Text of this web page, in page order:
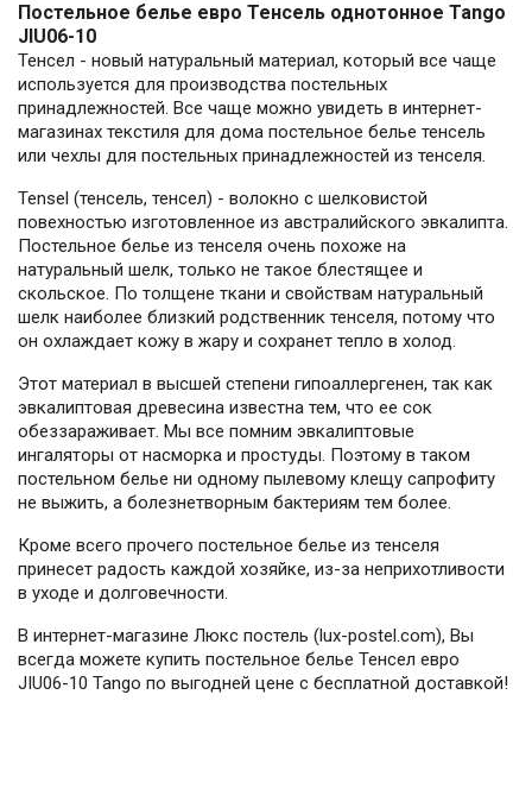
Постельное белье евро Тенсель однотонное Tango
JIU06-10
Тенсел - новый натуральный материал, который все чаще
используется для производства постельных
принадлежностей. Все чаще можно увидеть в интернет-
магазинах текстиля для дома постельное белье тенсель
или чехлы для постельных принадлежностей из тенселя.
Tensel (тенсель, тенсел) - волокно с шелковистой
повехностью изготовленное из австралийского эвкалипта.
Постельное белье из тенселя очень похоже на
натуральный шелк, только не такое блестящее и
скольское. По толщене ткани и свойствам натуральный
шелк наиболее близкий родственник тенселя, потому что
он охлаждает кожу в жару и сохранет тепло в холод.
Этот материал в высшей степени гипоаллергенен, так как
эвкалиптовая древесина известна тем, что ее сок
обеззараживает. Мы все помним эвкалиптовые
ингаляторы от насморка и простуды. Поэтому в таком
постельном белье ни одному пылевому клещу сапрофиту
не выжить, а болезнетворным бактериям тем более.
Кроме всего прочего постельное белье из тенселя
принесет радость каждой хозяйке, из-за неприхотливости
в уходе и долговечности.
В интернет-магазине Люкс постель (lux-postel.com), Вы
всегда можете купить постельное белье Тенсел евро
JIU06-10 Tango по выгодней цене с бесплатной доставкой!